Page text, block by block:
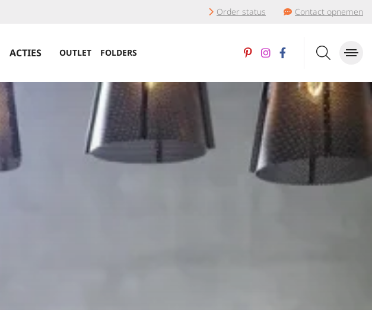
Order status Contact opnemen
ACTIES OUTLET FOLDERS